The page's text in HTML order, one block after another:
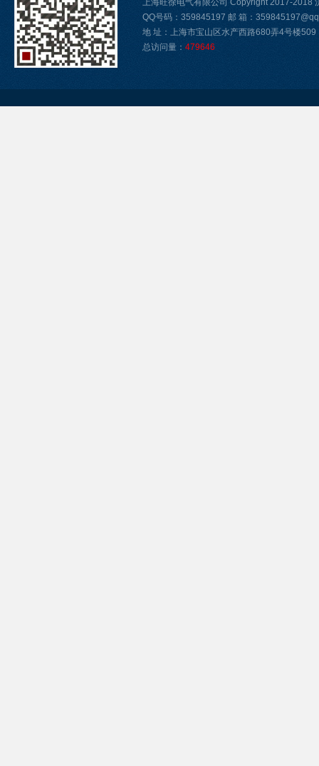
上海旺徐电气有限公司 Copyright 2017-2018
QQ号码：359845197 邮 箱：
地 址：上海市宝山区水产西路680弄4号楼509
总访问量： 479646